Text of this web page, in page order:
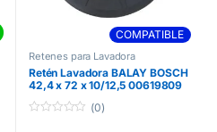
COMPATIBLE
Retenes para Lavadora
Retén Lavadora BALAY BOSCH
42,4 x 72 x 10/12,5 00619809
(0)